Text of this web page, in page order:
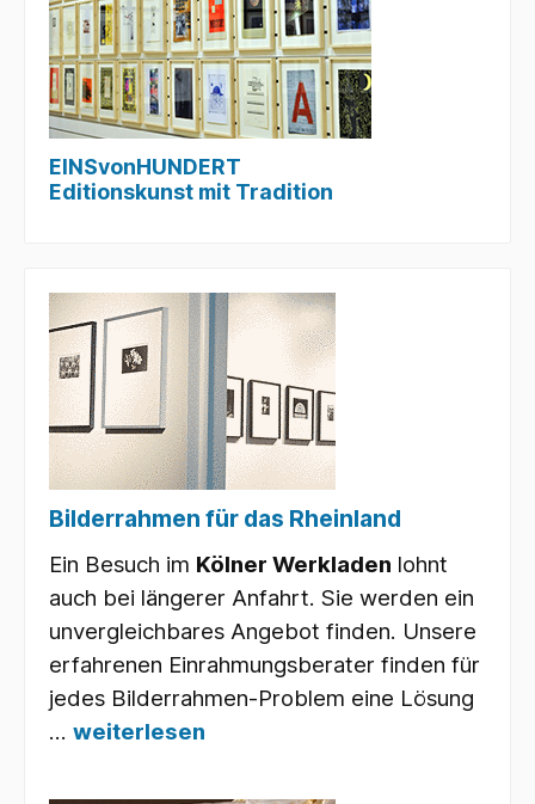
EINSvonHUNDERT
Editionskunst mit Tradition
Bilderrahmen für das Rheinland
Ein Besuch im Kölner Werkladen lohnt
auch bei längerer Anfahrt. Sie werden ein
unvergleichbares Angebot finden. Unsere
erfahrenen Einrahmungsberater finden für
jedes Bilderrahmen-Problem eine Lösung
... weiterlesen